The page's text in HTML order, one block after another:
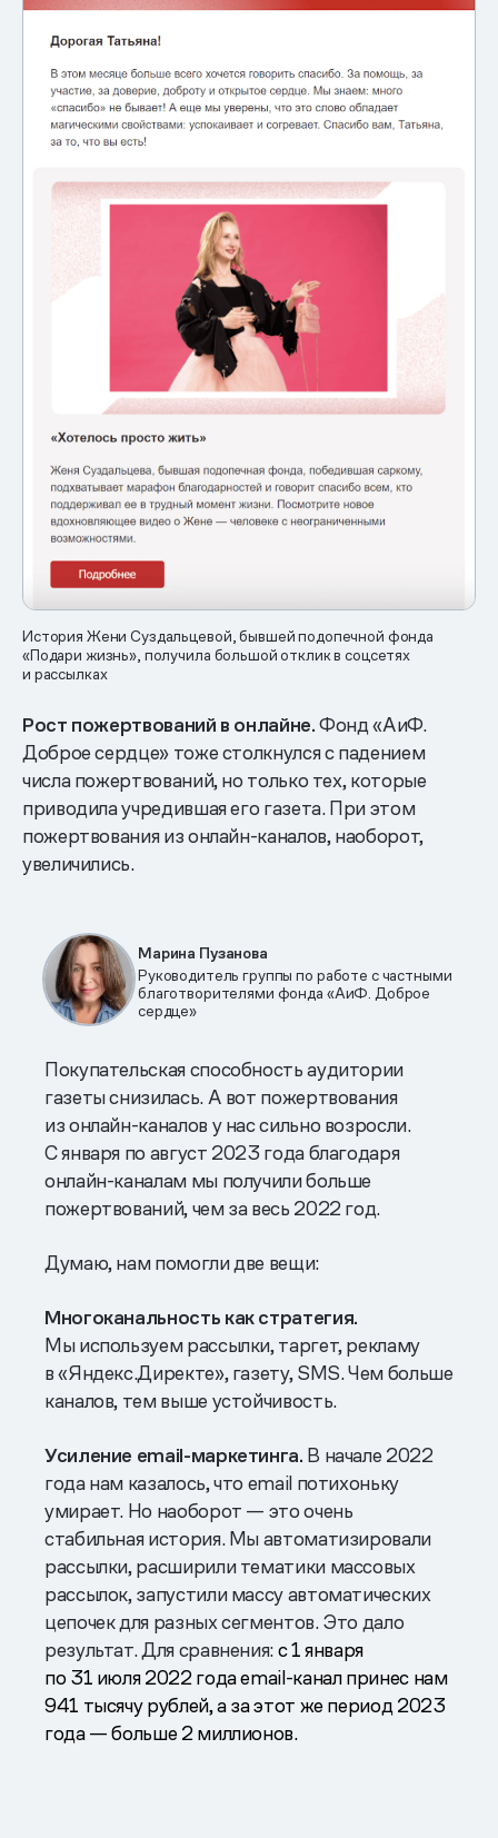
История Жени Суздальцевой, бывшей подопечной фонда
«Подари жизнь», получила большой отклик в соцсетях
и рассылках
Рост пожертвований в онлайне.Фонд «АиФ.
Доброе сердце» тоже столкнулся с падением
числа пожертвований, но только тех, которые
приводила учредившая его газета. При этом
пожертвования из онлайн-каналов, наоборот,
увеличились.
Марина Пузанова
Руководитель группы по работе с частными
благотворителями фонда «АиФ. Доброе
сердце»
Покупательская способность аудитории
газеты снизилась. А вот пожертвования
из онлайн-каналов у нас сильно возросли.
С января по август 2023 года благодаря
онлайн-каналам мы получили больше
пожертвований, чем за весь 2022 год.
Думаю, нам помогли две вещи:
Многоканальность как стратегия.
Мы используем рассылки, таргет, рекламу
в «Яндекс.Директе», газету, SMS. Чем больше
каналов, тем выше устойчивость.
Усиление email-маркетинга. В начале 2022
года нам казалось, что email потихоньку
умирает. Но наоборот — это очень
стабильная история. Мы автоматизировали
рассылки, расширили тематики массовых
рассылок, запустили массу автоматических
цепочек для разных сегментов. Это дало
результат. Для сравнения:с 1 января
по 31 июля 2022 года email-канал принес нам
941 тысячу рублей, а за этот же период 2023
года — больше 2 миллионов.